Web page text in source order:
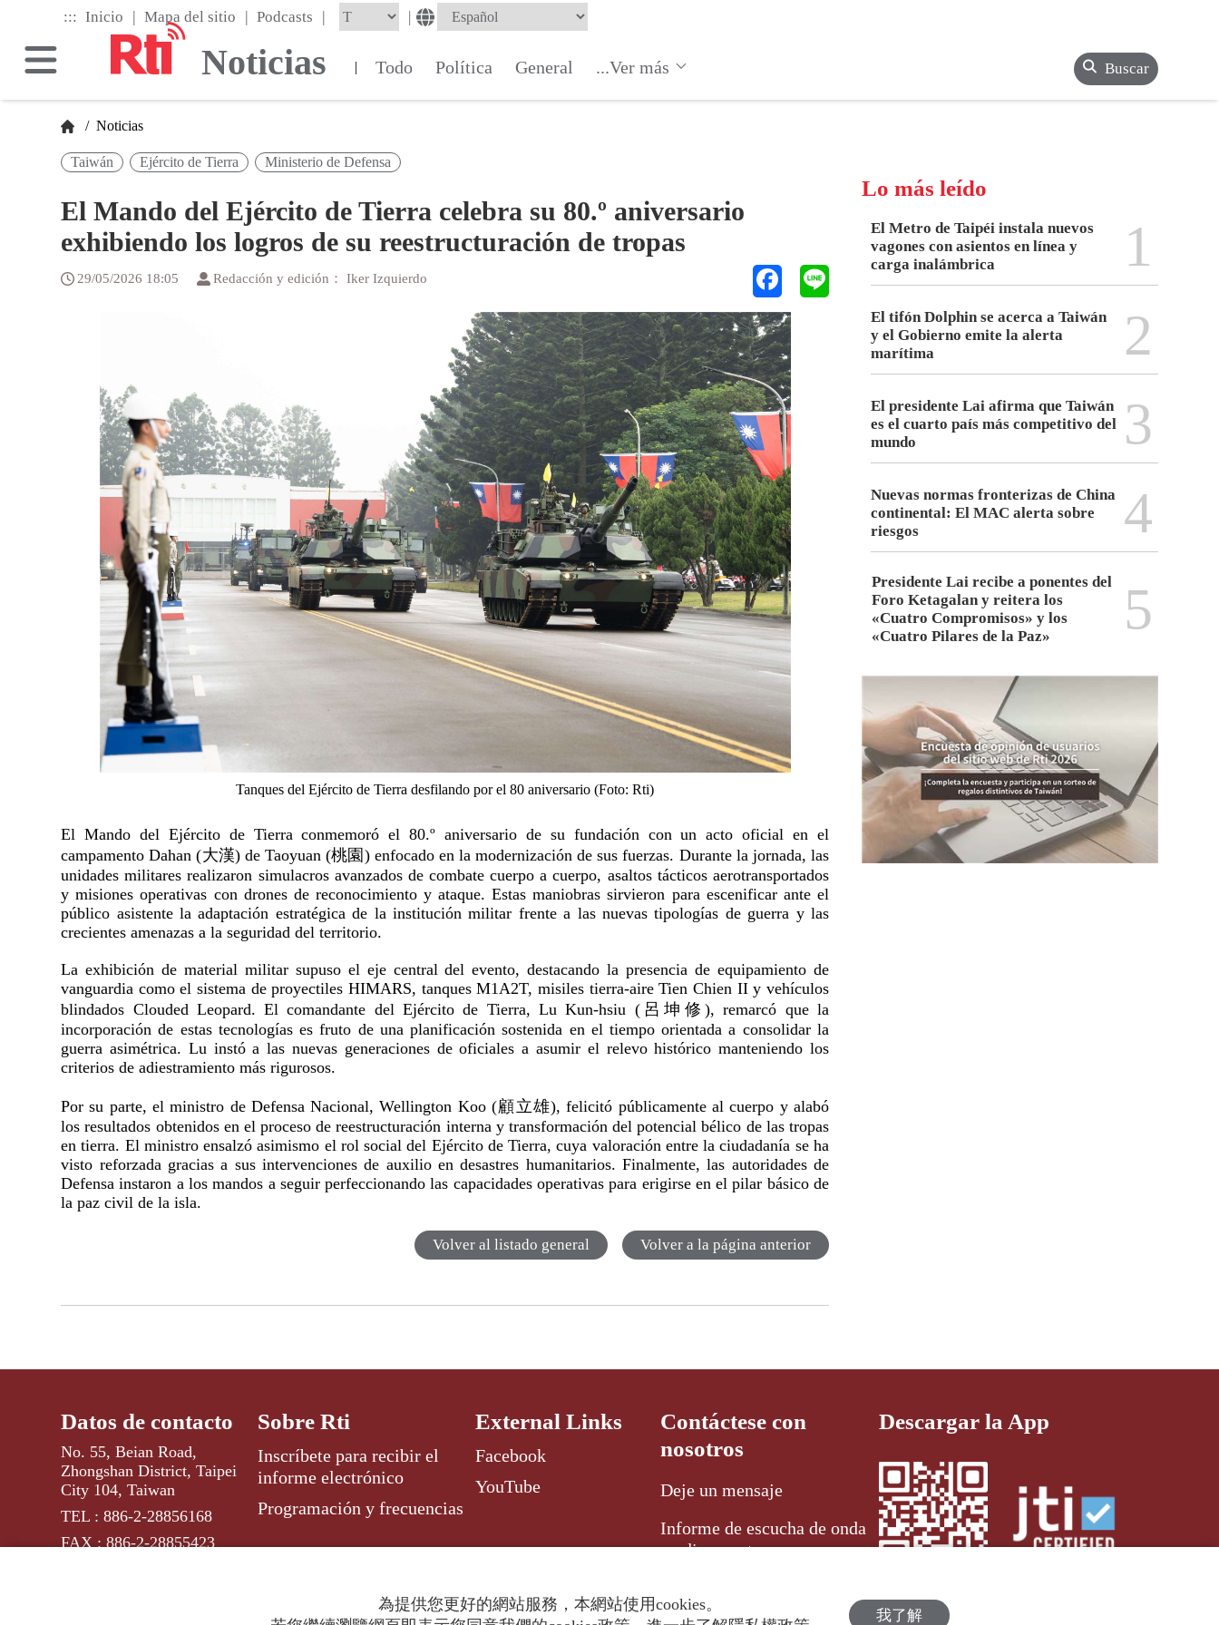
main
content
::: Inicio | Mapa del sitio | Podcasts | |
Noticias | Todo Política General ...Ver más Buscar
/ Noticias
Taiwán Ejército de Tierra Ministerio de Defensa
El Mando del Ejército de Tierra celebra su 80.º aniversario
exhibiendo los logros de su reestructuración de tropas
29/05/2026 18:05 Redacción y edición： Iker Izquierdo
Tanques del Ejército de Tierra desfilando por el 80 aniversario (Foto: Rti)
El Mando del Ejército de Tierra conmemoró el 80.º aniversario de su fundación con un acto oficial en el
campamento Dahan (大漢) de Taoyuan (桃園) enfocado en la modernización de sus fuerzas. Durante la jornada, las
unidades militares realizaron simulacros avanzados de combate cuerpo a cuerpo, asaltos tácticos aerotransportados
y misiones operativas con drones de reconocimiento y ataque. Estas maniobras sirvieron para escenificar ante el
público asistente la adaptación estratégica de la institución militar frente a las nuevas tipologías de guerra y las
crecientes amenazas a la seguridad del territorio.
La exhibición de material militar supuso el eje central del evento, destacando la presencia de equipamiento de
vanguardia como el sistema de proyectiles HIMARS, tanques M1A2T, misiles tierra-aire Tien Chien II y vehículos
blindados Clouded Leopard. El comandante del Ejército de Tierra, Lu Kun-hsiu (呂坤修), remarcó que la
incorporación de estas tecnologías es fruto de una planificación sostenida en el tiempo orientada a consolidar la
guerra asimétrica. Lu instó a las nuevas generaciones de oficiales a asumir el relevo histórico manteniendo los
criterios de adiestramiento más rigurosos.
Por su parte, el ministro de Defensa Nacional, Wellington Koo (顧立雄), felicitó públicamente al cuerpo y alabó
los resultados obtenidos en el proceso de reestructuración interna y transformación del potencial bélico de las tropas
en tierra. El ministro ensalzó asimismo el rol social del Ejército de Tierra, cuya valoración entre la ciudadanía se ha
visto reforzada gracias a sus intervenciones de auxilio en desastres humanitarios. Finalmente, las autoridades de
Defensa instaron a los mandos a seguir perfeccionando las capacidades operativas para erigirse en el pilar básico de
la paz civil de la isla.
Volver al listado general Volver a la página anterior
Lo más leído
El Metro de Taipéi instala nuevos
vagones con asientos en línea y
carga inalámbrica
1
El tifón Dolphin se acerca a Taiwán
y el Gobierno emite la alerta
marítima
2
El presidente Lai afirma que Taiwán
es el cuarto país más competitivo del
mundo
3
Nuevas normas fronterizas de China
continental: El MAC alerta sobre
riesgos
4
Presidente Lai recibe a ponentes del
Foro Ketagalan y reitera los
«Cuatro Compromisos» y los
«Cuatro Pilares de la Paz»
5
Datos de contacto
No. 55, Beian Road,
Zhongshan District, Taipei
City 104, Taiwan
TEL : 886-2-28856168
FAX : 886-2-28855423
Sobre Rti
Inscríbete para recibir el
informe electrónico
Programación y frecuencias
External Links
Facebook
YouTube
Contáctese con
nosotros
Deje un mensaje
Informe de escucha de onda
media y corta
Descargar la App
為提供您更好的網站服務，本網站使用cookies。
我了解